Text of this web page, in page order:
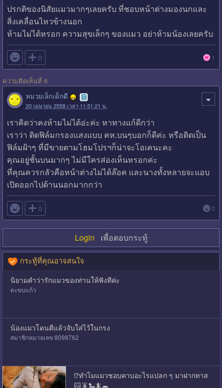
ปรกติของนิสัยแมวมากๆเลยครับ ที่ชอบหน้าต่างมองนกและ
สิ่งเคลื่อนไหวข้างนอก
ห้ามไม่ได้หรอก ความสุขเล็กๆ ของแมว อย่าห้ามน้องเลยครับ
 0 1
ความคิดเห็นที่ 6
หมวยเล็กเด็กดี
20 เมษายน 2558 เวลา 11:51:21 น.
เราคิดว่าคงห้ามไม่ได้อ่ะค่ะ หาทางแก้ดีกว่า
เราว่า ติดฟิล์มกรองแสงแบบ คห.บนๆบอกก็ดีค่ะ หรือติดเป็น
ฟิล์มฝ้าๆ ที่มีขายตามโฮมโปรฯก็น่าจะโอเคนะคะ
คุณอยู่ชั้นบนมากๆ ไม่มีใครส่องเห็นหรอกค่ะ
ที่คุณควรกลัวคือหน้าต่างไม่ได้ล๊อค และนางทั้งหลายจะแอบ
เปิดออกไปด้านนอกมากกว่า
 0 0
Login เพื่อตอบกระทู้
กระทู้ที่คุณอาจสนใจ
นิยามคำว่ารักแมวของท่านให้ฟังทีค่ะ
ตะขบแก้ว
น้องแมวโดนตีแล้วจับใส่ไว้ในกรง
สมาชิกหมายเลข 8098762
⁉️ทำไมแมวชอบคาบอะไรแปลก ๆ มาฝากทาส
🐱🪳🐍🦎🐀